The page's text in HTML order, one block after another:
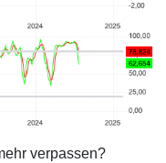
verpassen?